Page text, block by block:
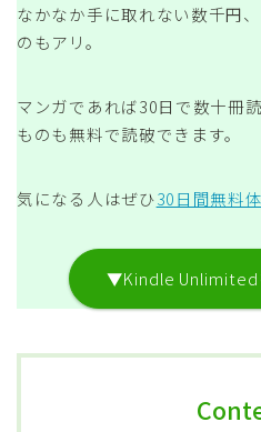
なかなか手に取れない数千円
のもアリ。
マンガであれば30日で数十冊
ものも無料で読破できます。
気になる人はぜひ30日間無料
▼Kindle Unlimited